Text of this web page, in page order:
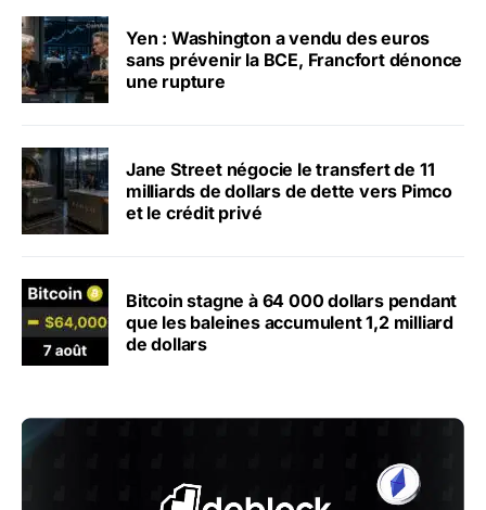
Yen : Washington a vendu des euros
sans prévenir la BCE, Francfort dénonce
une rupture
Jane Street négocie le transfert de 11
milliards de dollars de dette vers Pimco
et le crédit privé
Bitcoin stagne à 64 000 dollars pendant
que les baleines accumulent 1,2 milliard
de dollars